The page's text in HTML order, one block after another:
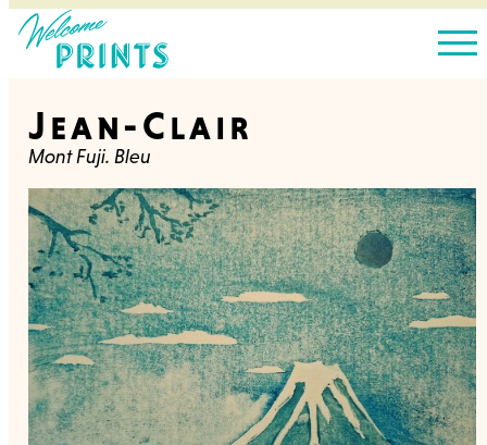
Jean-Clair
Mont Fuji. Bleu